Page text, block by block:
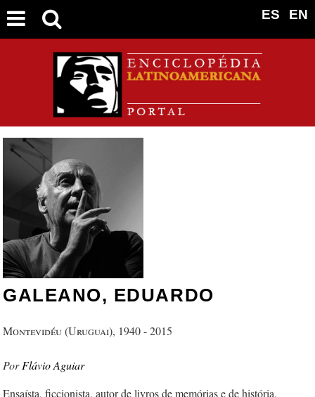
EN
ES
GALEANO, EDUARDO
Montevidéu (Uruguai), 1940 - 2015
Flávio Aguiar
Ensaísta, ficcionista, autor de livros de memórias e de história,